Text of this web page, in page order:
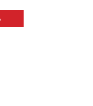
2026 12+